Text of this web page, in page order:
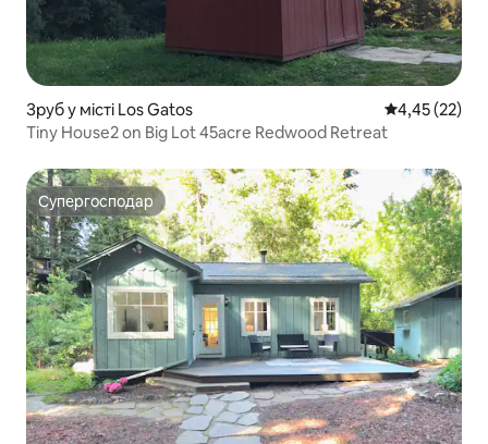
Зруб у місті Los Gatos Середня
4,45 (22)
Tiny House2 on Big Lot 45acre Redwood Retreat
Супергосподар
Супергосподар